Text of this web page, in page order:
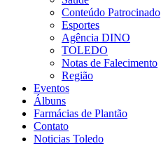
Conteúdo Patrocinado
Esportes
Agência DINO
TOLEDO
Notas de Falecimento
Região
Eventos
Álbuns
Farmácias de Plantão
Contato
Noticias Toledo